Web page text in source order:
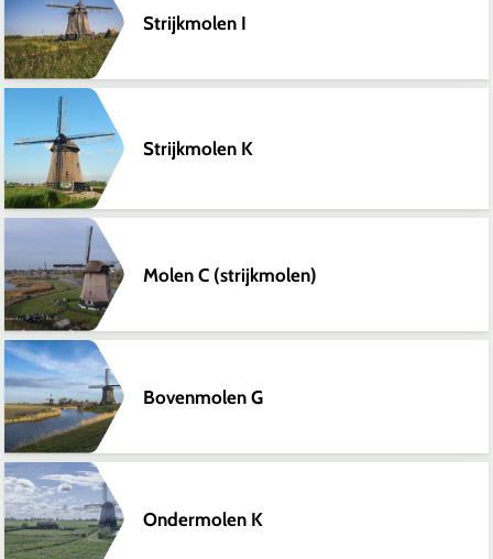
Strijkmolen I
Strijkmolen K
Molen C (strijkmolen)
Bovenmolen G
Ondermolen K